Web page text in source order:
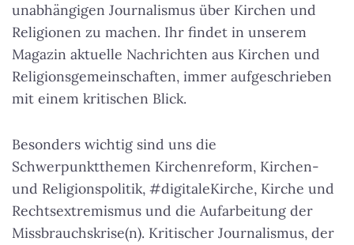
unabhängigen Journalismus über Kirchen und
Religionen zu machen. Ihr findet in unserem
Magazin aktuelle Nachrichten aus Kirchen und
Religionsgemeinschaften, immer aufgeschrieben
mit einem kritischen Blick.
Besonders wichtig sind uns die
Schwerpunktthemen Kirchenreform, Kirchen-
und Religionspolitik, #digitaleKirche, Kirche und
Rechtsextremismus und die Aufarbeitung der
Missbrauchskrise(n). Kritischer Journalismus, der